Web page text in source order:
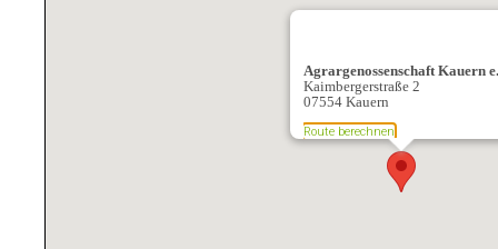
Agrargenossenschaft Kauern
Kaimbergerstraße 2
07554 Kauern
Route berechnen